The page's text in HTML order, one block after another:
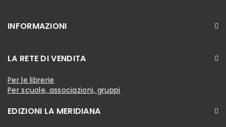
INFORMAZIONI
LA RETE DI VENDITA
Per le librerie
Per scuole, associazioni, gruppi
EDIZIONI LA MERIDIANA